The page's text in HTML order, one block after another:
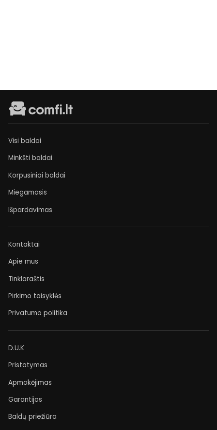
Visi baldai
Minkšti baldai
Korpusiniai baldai
Miegamasis
Išpardavimas
Kontaktai
Apie mus
Tinklaraštis
Pirkimo taisyklės
Privatumo politika
D.U.K
Pristatymas
Apmokėjimas
Garantijos
Baldų priežiūra